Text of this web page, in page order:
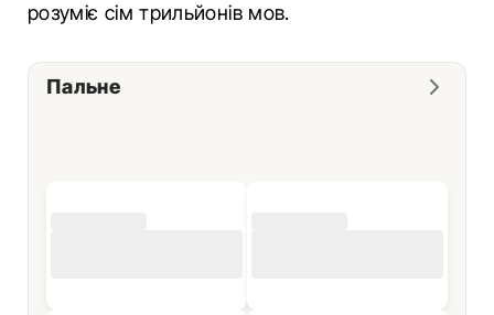
розуміє сім трильйонів мов.
Пальне